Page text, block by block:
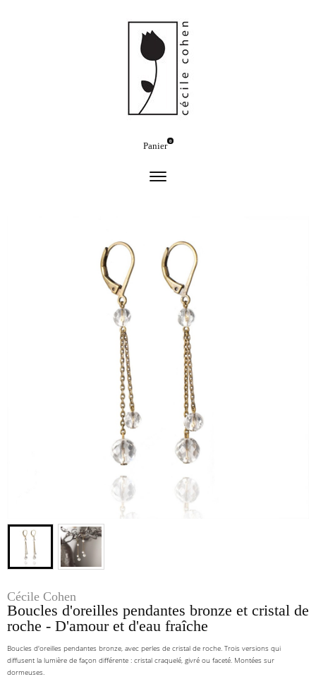
Panier
0
Cécile Cohen
Boucles d'oreilles pendantes bronze et cristal de
roche - D'amour et d'eau fraîche
Boucles d'oreilles pendantes bronze, avec perles de cristal de roche. Trois versions qui
diffusent la lumière de façon différente : cristal craquelé, givré ou faceté. Montées sur
dormeuses.